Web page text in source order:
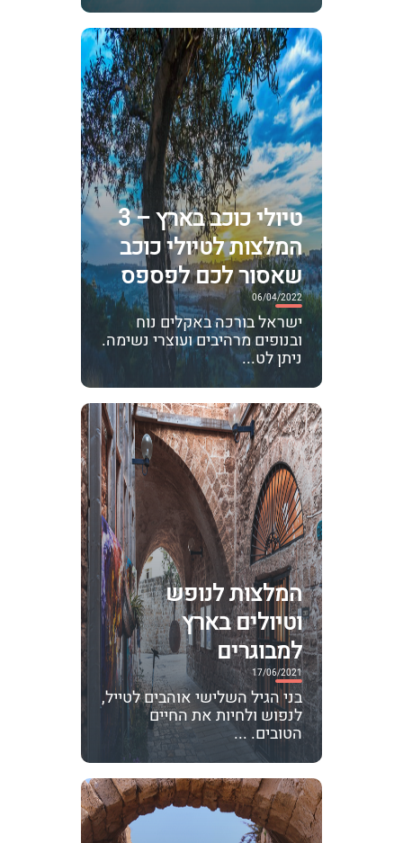
טיולי כוכב בארץ – 3
המלצות לטיולי כוכב
שאסור לכם לפספס
06/04/2022
ישראל בורכה באקלים נוח
ובנופים מרהיבים ועוצרי נשימה.
ניתן לט...
המלצות לנופש
וטיולים בארץ
למבוגרים
17/06/2021
בני הגיל השלישי אוהבים לטייל,
לנפוש ולחיות את החיים
הטובים. ...